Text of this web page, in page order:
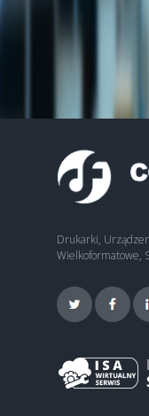
Drukarki,
Wielkoformatowe,